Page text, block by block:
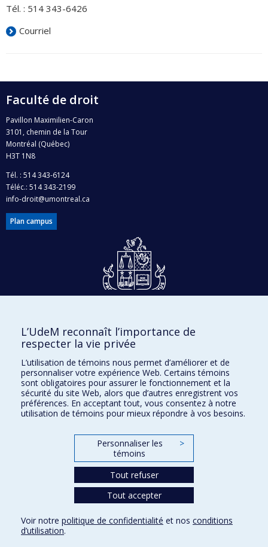
Tél. : 514 343-6426
Courriel
Faculté de droit
Pavillon Maximilien-Caron
3101, chemin de la Tour
Montréal (Québec)
H3T 1N8
Tél. : 514 343-6124
Téléc.: 514 343-2199
info-droit@umontreal.ca
Plan campus
Accès protégé
Facebook|Twitter
LinkedIn|Instagram
Conditions d’utilisation
L’UdeM reconnaît l’importance de
respecter la vie privée
L’utilisation de témoins nous permet d’améliorer et de
personnaliser votre expérience Web. Certains témoins
sont obligatoires pour assurer le fonctionnement et la
sécurité du site Web, alors que d’autres enregistrent vos
préférences. En acceptant tout, vous consentez à notre
utilisation de témoins pour mieux répondre à vos besoins.
Personnaliser les
témoins
>
Tout refuser
Tout accepter
Voir notre politique de confidentialité et nos conditions
d’utilisation.